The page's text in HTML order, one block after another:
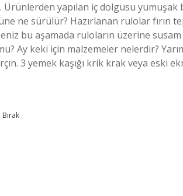
Ürünlerden yapılan iç dolgusu
ne sürülür? Hazırlanan rulolar fırın
bu aşamada ruloların üzerine
Ay keki için malzemeler nelerdir?
3 yemek kaşığı krik krak veya eski